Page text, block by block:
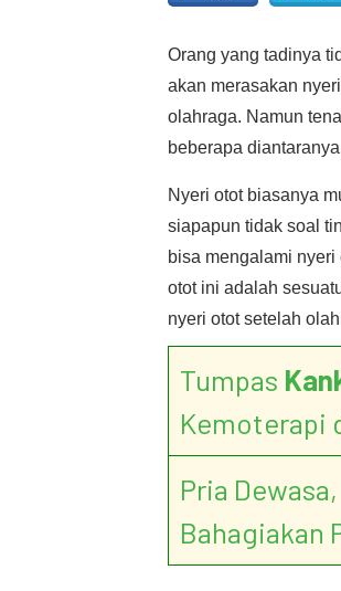
Orang yang tadinya
akan merasakan
olahraga. Namun
beberapa
Nyeri otot biasanya
siapapun tidak soal
bisa mengalami
otot ini adalah
nyeri otot setelah
Tumpas
Kemoterapi
Pria Dewasa,
Bahagiakan